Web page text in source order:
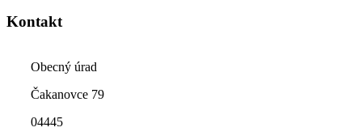
Kontakt
Obecný úrad
Čakanovce 79
04445